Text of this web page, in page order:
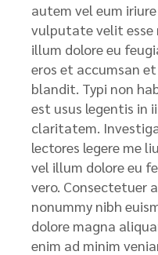
autem vel eum
vulputate velit esse
illum dolore eu
eros et accumsan
blandit. Typi non
est usus legentis in
claritatem.
lectores legere me
vel illum dolore eu
vero. Consectetuer
nonummy nibh
dolore magna
enim ad minim